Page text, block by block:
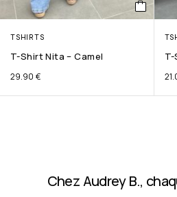
TSHIRTS
T-Shirt Nita – Camel
29.90 €
Chez Audrey B.,